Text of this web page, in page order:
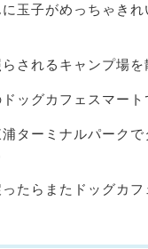
玉子がめっちゃきれ
されるキャンプ場を
ッグカフェスマート
ターミナルパークで
たらまたドッグカ